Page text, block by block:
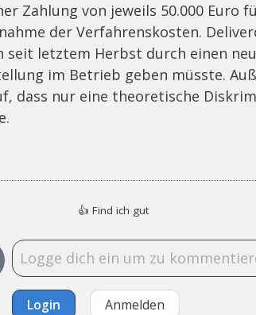
Zahlung von jeweils 50.000 Euro
der Verfahrenskosten.
seit letztem Herbst durch einen
im Betrieb geben müsste.
dass nur eine theoretische
👍 Find ich gut
Login Anmelden